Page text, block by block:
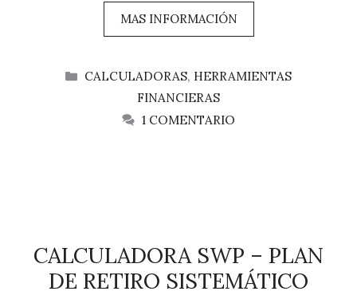
MAS INFORMACIÓN
CATEGORÍAS
CALCULADORAS, HERRAMIENTAS
FINANCIERAS
1 COMENTARIO
CALCULADORA SWP – PLAN
DE RETIRO SISTEMÁTICO